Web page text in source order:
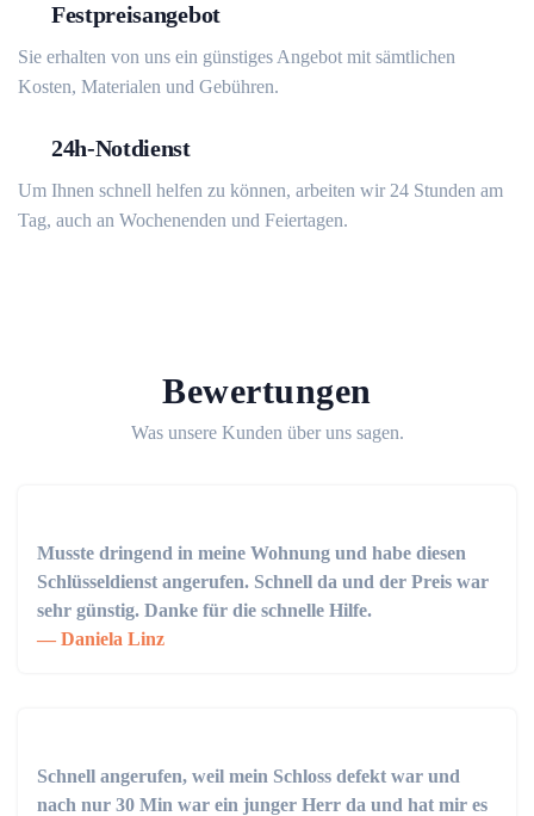
Festpreisangebot
Sie erhalten von uns ein günstiges Angebot mit sämtlichen
Kosten, Materialen und Gebühren.
24h-Notdienst
Um Ihnen schnell helfen zu können, arbeiten wir 24 Stunden am
Tag, auch an Wochenenden und Feiertagen.
Bewertungen
Was unsere Kunden über uns sagen.
Musste dringend in meine Wohnung und habe diesen
Schlüsseldienst angerufen. Schnell da und der Preis war
sehr günstig. Danke für die schnelle Hilfe.
Daniela Linz
Schnell angerufen, weil mein Schloss defekt war und
nach nur 30 Min war ein junger Herr da und hat mir es